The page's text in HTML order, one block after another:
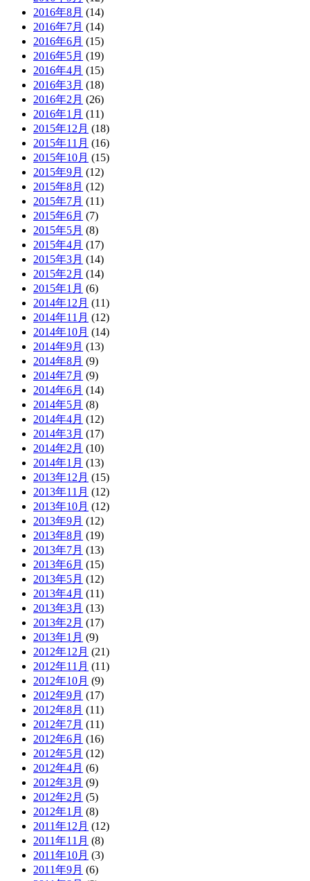
2016年8月 (14)
2016年7月 (14)
2016年6月 (15)
2016年5月 (19)
2016年4月 (15)
2016年3月 (18)
2016年2月 (26)
2016年1月 (11)
2015年12月 (18)
2015年11月 (16)
2015年10月 (15)
2015年9月 (12)
2015年8月 (12)
2015年7月 (11)
2015年6月 (7)
2015年5月 (8)
2015年4月 (17)
2015年3月 (14)
2015年2月 (14)
2015年1月 (6)
2014年12月 (11)
2014年11月 (12)
2014年10月 (14)
2014年9月 (13)
2014年8月 (9)
2014年7月 (9)
2014年6月 (14)
2014年5月 (8)
2014年4月 (12)
2014年3月 (17)
2014年2月 (10)
2014年1月 (13)
2013年12月 (15)
2013年11月 (12)
2013年10月 (12)
2013年9月 (12)
2013年8月 (19)
2013年7月 (13)
2013年6月 (15)
2013年5月 (12)
2013年4月 (11)
2013年3月 (13)
2013年2月 (17)
2013年1月 (9)
2012年12月 (21)
2012年11月 (11)
2012年10月 (9)
2012年9月 (17)
2012年8月 (11)
2012年7月 (11)
2012年6月 (16)
2012年5月 (12)
2012年4月 (6)
2012年3月 (9)
2012年2月 (5)
2012年1月 (8)
2011年12月 (12)
2011年11月 (8)
2011年10月 (3)
2011年9月 (6)